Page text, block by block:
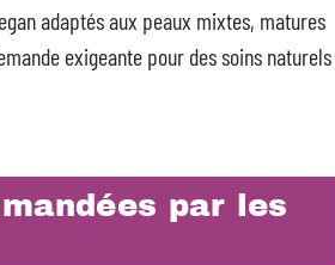
adaptés aux peaux mixtes, matures
exigeante pour des soins naturels
par les